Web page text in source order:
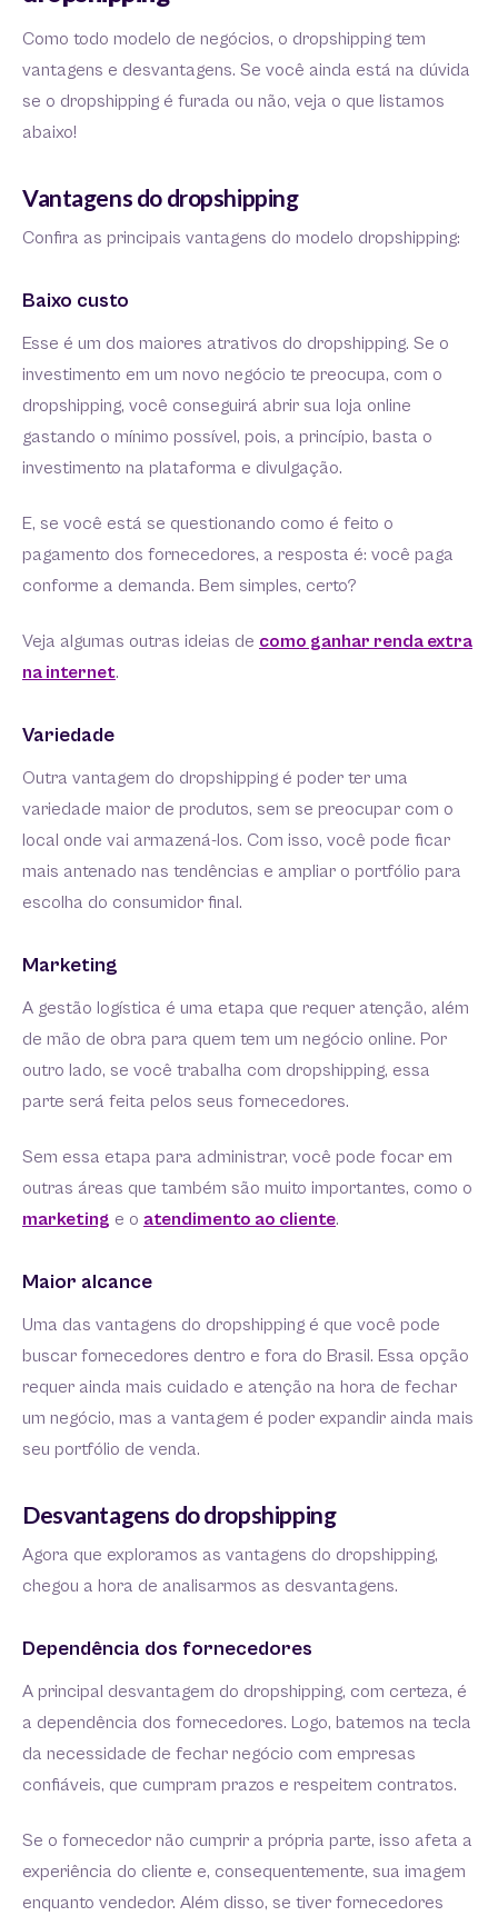
Como todo modelo de negócios, o dropshipping tem
vantagens e desvantagens. Se você ainda está na dúvida
se o dropshipping é furada ou não, veja o que listamos
abaixo!
Vantagens do dropshipping
Confira as principais vantagens do modelo dropshipping:
Baixo custo
Esse é um dos maiores atrativos do dropshipping. Se o
investimento em um novo negócio te preocupa, com o
dropshipping, você conseguirá abrir sua loja online
gastando o mínimo possível, pois, a princípio, basta o
investimento na plataforma e divulgação.
E, se você está se questionando como é feito o
pagamento dos fornecedores, a resposta é: você paga
conforme a demanda. Bem simples, certo?
Veja algumas outras ideias de como ganhar renda extra
na internet.
Variedade
Outra vantagem do dropshipping é poder ter uma
variedade maior de produtos, sem se preocupar com o
local onde vai armazená-los. Com isso, você pode ficar
mais antenado nas tendências e ampliar o portfólio para
escolha do consumidor final.
Marketing
A gestão logística é uma etapa que requer atenção, além
de mão de obra para quem tem um negócio online. Por
outro lado, se você trabalha com dropshipping, essa
parte será feita pelos seus fornecedores.
Sem essa etapa para administrar, você pode focar em
outras áreas que também são muito importantes, como o
marketing e o atendimento ao cliente.
Maior alcance
Uma das vantagens do dropshipping é que você pode
buscar fornecedores dentro e fora do Brasil. Essa opção
requer ainda mais cuidado e atenção na hora de fechar
um negócio, mas a vantagem é poder expandir ainda mais
seu portfólio de venda.
Desvantagens do dropshipping
Agora que exploramos as vantagens do dropshipping,
chegou a hora de analisarmos as desvantagens.
Dependência dos fornecedores
A principal desvantagem do dropshipping, com certeza, é
a dependência dos fornecedores. Logo, batemos na tecla
da necessidade de fechar negócio com empresas
confiáveis, que cumpram prazos e respeitem contratos.
Se o fornecedor não cumprir a própria parte, isso afeta a
experiência do cliente e, consequentemente, sua imagem
enquanto vendedor. Além disso, se tiver fornecedores